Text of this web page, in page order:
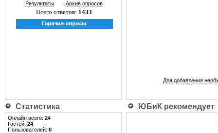
Результаты Архив опросов
Всего ответов: 1433
Для добавления
Статистика ЮБиК рекомендует
Онлайн всего: 24
Гостей: 24
Пользователей: 0